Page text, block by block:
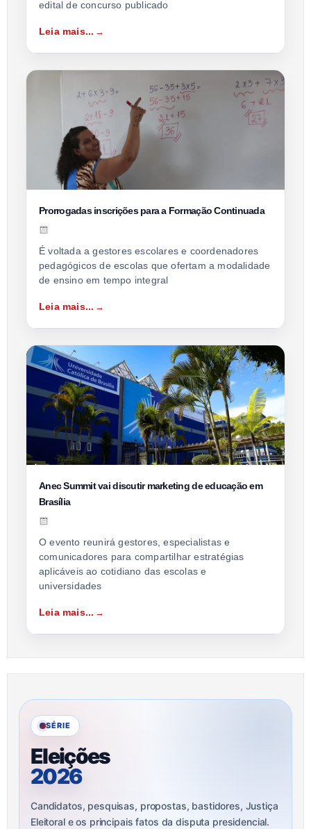
edital de concurso publicado
Leia mais...
Prorrogadas inscrições para a Formação Continuada
É voltada a gestores escolares e coordenadores
pedagógicos de escolas que ofertam a modalidade
de ensino em tempo integral
Leia mais...
Anec Summit vai discutir marketing de educação em
Brasília
O evento reunirá gestores, especialistas e
comunicadores para compartilhar estratégias
aplicáveis ao cotidiano das escolas e
universidades
Leia mais...
SÉRIE
Eleições
2026
Candidatos, pesquisas, propostas, bastidores, Justiça
Eleitoral e os principais fatos da disputa presidencial.